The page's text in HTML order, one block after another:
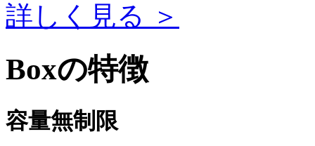
詳しく見る ＞
Boxの特徴
容量無制限